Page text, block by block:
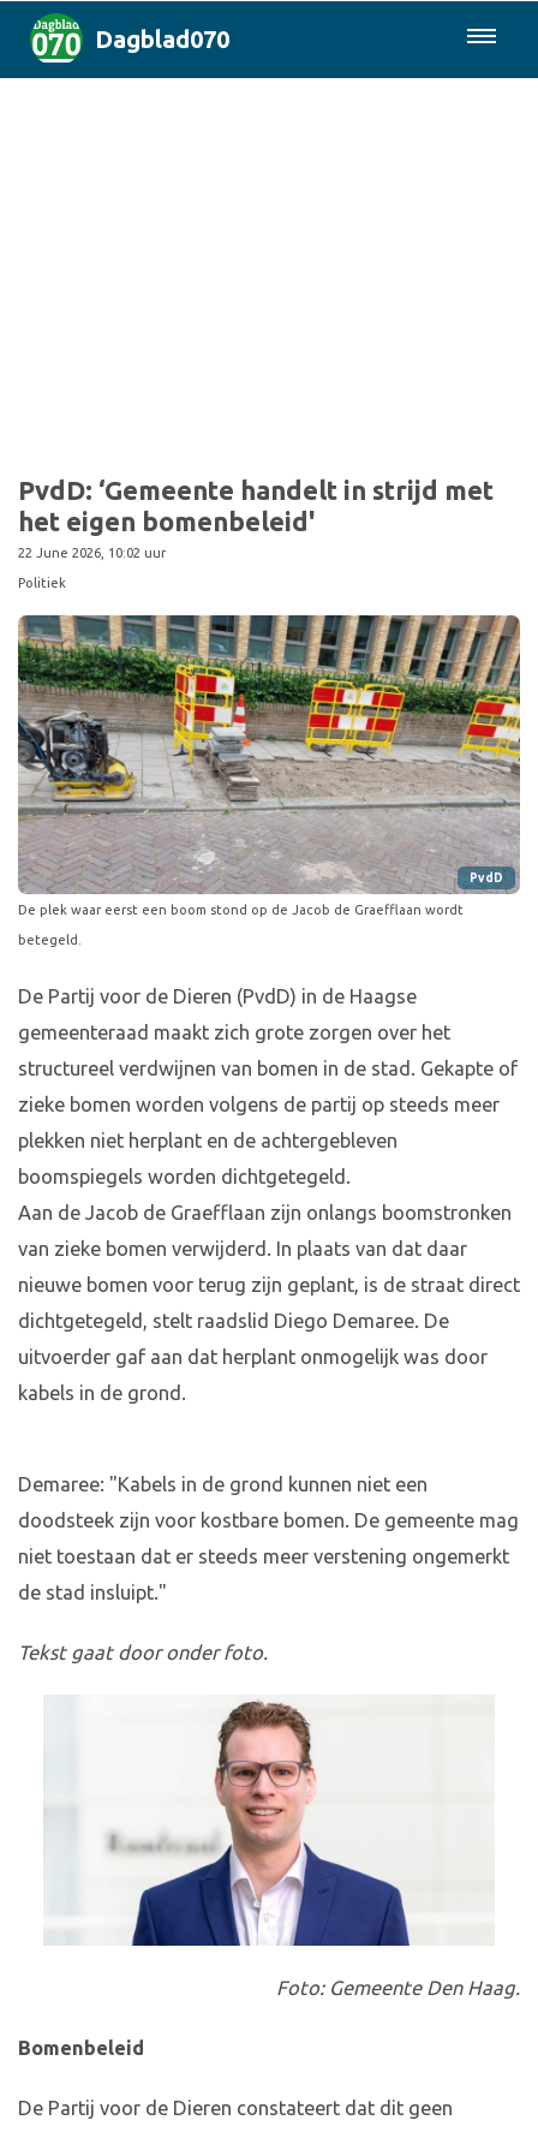
Dagblad070
PvdD: ‘Gemeente handelt in strijd met
het eigen bomenbeleid'
22 June 2026, 10:02 uur
Politiek
PvdD
De plek waar eerst een boom stond op de Jacob de Graefflaan wordt
betegeld.
De Partij voor de Dieren (PvdD) in de Haagse
gemeenteraad maakt zich grote zorgen over het
structureel verdwijnen van bomen in de stad. Gekapte of
zieke bomen worden volgens de partij op steeds meer
plekken niet herplant en de achtergebleven
boomspiegels worden dichtgetegeld.
Aan de Jacob de Graefflaan zijn onlangs boomstronken
van zieke bomen verwijderd. In plaats van dat daar
nieuwe bomen voor terug zijn geplant, is de straat direct
dichtgetegeld, stelt raadslid Diego Demaree. De
uitvoerder gaf aan dat herplant onmogelijk was door
kabels in de grond.
Demaree: "Kabels in de grond kunnen niet een
doodsteek zijn voor kostbare bomen. De gemeente mag
niet toestaan dat er steeds meer verstening ongemerkt
de stad insluipt."
Tekst gaat door onder foto.
Foto: Gemeente Den Haag.
Bomenbeleid
De Partij voor de Dieren constateert dat dit geen